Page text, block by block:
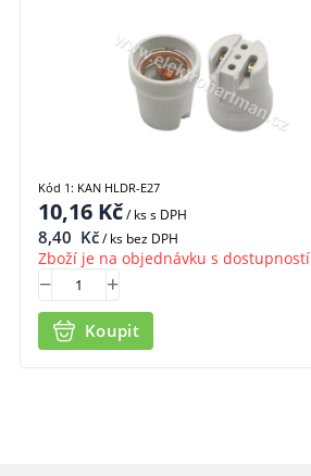
10,16 Kč/ kss DPH
8,40 Kč/ ks bez DPH
Zboží je na objednávku s dostupností
Koupit
Kód 1: KAN HLDR-E27